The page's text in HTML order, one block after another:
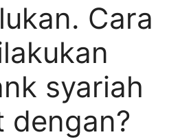
Cara
syariah
dengan?